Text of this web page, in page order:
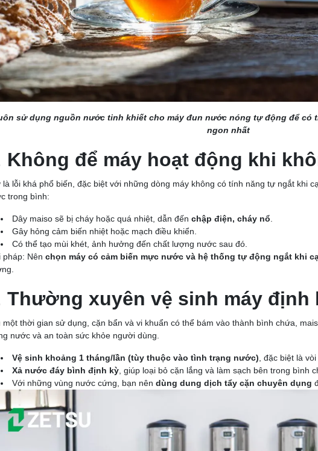
sử dụng nguồn nước tinh khiết cho máy đun nước nóng tự động để có
ngon nhất
Không để máy hoạt động khi
là lỗi khá phổ biến, đặc biệt với những dòng máy không có tính năng tự ngắt khi
trong bình:
Dây maiso sẽ bị cháy hoặc quá nhiệt, dẫn đến chập điện, cháy nổ.
Gây hỏng cảm biến nhiệt hoặc mạch điều khiển.
Có thể tạo mùi khét, ảnh hưởng đến chất lượng nước sau đó.
pháp: Nên chọn máy có cảm biến mực nước và hệ thống tự động ngắt khi
Thường xuyên vệ sinh máy định
một thời gian sử dụng, cặn bẩn và vi khuẩn có thể bám vào thành bình chứa,
nước và an toàn sức khỏe người dùng.
Vệ sinh khoảng 1 tháng/lần (tùy thuộc vào tình trạng nước), đặc biệt là
Xả nước đáy bình định kỳ, giúp loại bỏ cặn lắng và làm sạch bên trong bình
Với những vùng nước cứng, bạn nên dùng dung dịch tẩy cặn chuyên dụng